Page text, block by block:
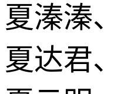
夏溱溱
夏达君